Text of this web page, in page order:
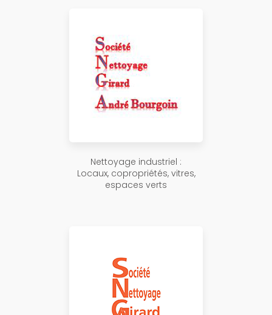
Nettoyage industriel :
Locaux, copropriétés, vitres,
espaces verts